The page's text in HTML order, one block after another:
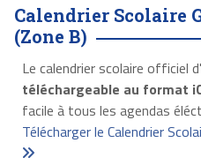
Calendrier Scolaire
(Zone B)
Le calendrier scolaire officiel
téléchargeable au format
facile à tous les agendas
Télécharger le Calendrier